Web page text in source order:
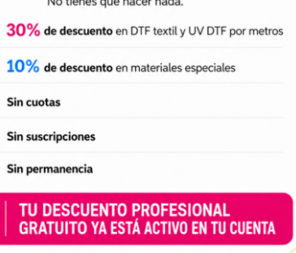
reduzido, este vale é fácil de
o acúmulo de grandes volumes
a reduzir custos operacionais e
vantagens do Vale DTF de 10
conforme a necessidade, sem se
seus projetos, otimizando o uso do